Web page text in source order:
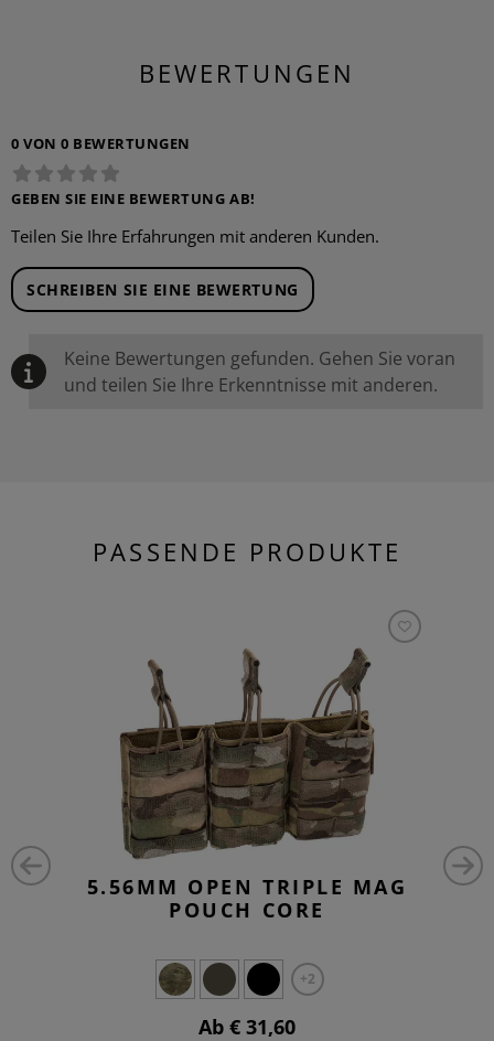
BEWERTUNGEN
0 VON 0 BEWERTUNGEN
GEBEN SIE EINE BEWERTUNG AB!
Teilen Sie Ihre Erfahrungen mit anderen Kunden.
SCHREIBEN SIE EINE BEWERTUNG
Keine Bewertungen gefunden. Gehen Sie voran
und teilen Sie Ihre Erkenntnisse mit anderen.
PASSENDE PRODUKTE
5.56MM OPEN TRIPLE MAG
POUCH CORE
+2
Ab € 31,60